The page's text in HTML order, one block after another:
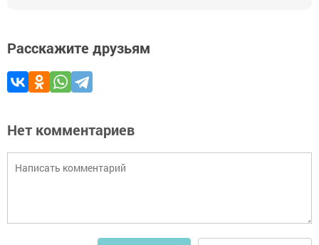
Расскажите друзьям
Нет комментариев